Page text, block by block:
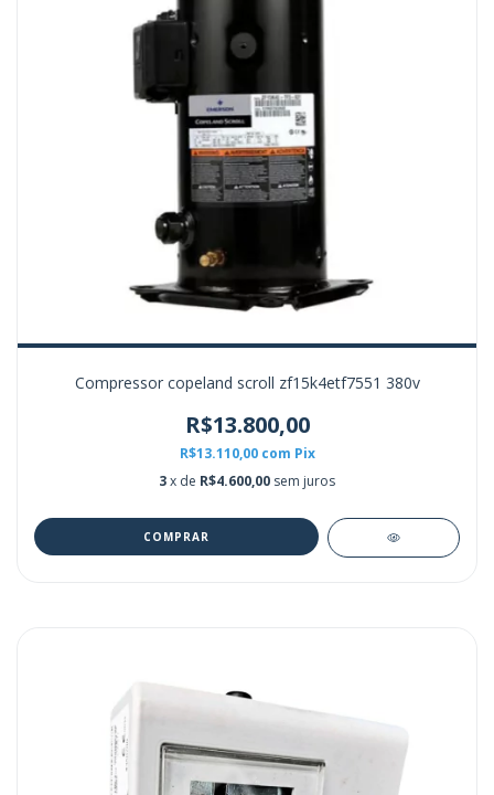
Compressor copeland scroll zf15k4etf7551 380v
R$13.800,00
R$13.110,00 com Pix
3x de R$4.600,00 sem juros